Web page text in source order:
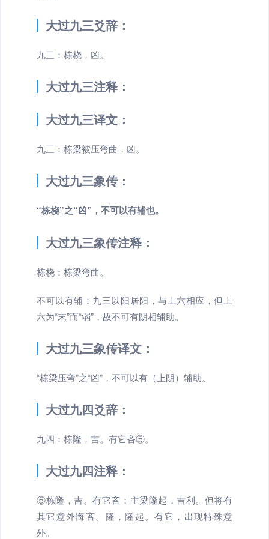
大过九三爻辞：
九三：栋桡，凶。
大过九三注释：
大过九三译文：
九三：栋梁被压弯曲，凶。
大过九三象传：
“栋桡”之“凶”，不可以有辅也。
大过九三象传注释：
栋桡：栋梁弯曲。
不可以有辅：九三以阳居阳，与上六相应，但上
六为“末”而“弱”，故不可有阴相辅助。
大过九三象传译文：
“栋梁压弯”之“凶”，不可以有（上阴）辅助。
大过九四爻辞：
九四：栋隆，吉。有它吝⑤。
大过九四注释：
⑤栋隆，吉。有它吝：主梁隆起，吉利。但将有
其它意外悔吝。隆，隆起。有它，出现特殊意
外。